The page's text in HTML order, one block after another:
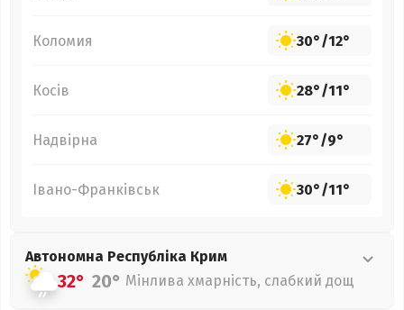
Коломия 30°/12°
Косів 28°/11°
Надвірна 27°/9°
Івано-Франківськ 30°/11°
Автономна Республіка Крим
32° 20° Мінлива хмарність, слабкий дощ